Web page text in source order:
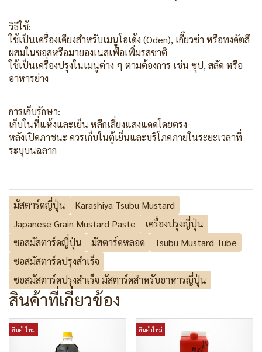
วิธีใช้:
ใช้เป็นเครื่องเคียงสำหรับเมนูโอเด้ง (Oden), เกี๊ยวซ่า หรือทงคัตสึ
ผสมในซอสหรือมายองเนสเพื่อเพิ่มรสชาติ
ใช้เป็นเครื่องปรุงในเมนูต่าง ๆ ตามต้องการ เช่น ซุป, สลัด หรือ
อาหารย่าง
การเก็บรักษา:
เก็บในที่แห้งและเย็น หลีกเลี่ยงแสงแดดโดยตรง
หลังเปิดภาชนะ ควรเก็บในตู้เย็นและบริโภคภายในระยะเวลาที่
ระบุบนฉลาก
มัสตาร์ดญี่ปุ่น
Karashiya Tsubu Mustard
Japanese Grain Mustard Paste
เครื่องปรุงญี่ปุ่น
ซอสมัสตาร์ดญี่ปุ่น
มัสตาร์ดหลอด
Tsubu Mustard Tube
ซอสมัสตาร์ดปรุงสำเร็จ
ซอสมัสตาร์ดปรุงสำเร็จ มัสตาร์ดสำหรับอาหารญี่ปุ่น
สินค้าที่เกี่ยวข้อง
สินค้าใหม่ สินค้าใหม่